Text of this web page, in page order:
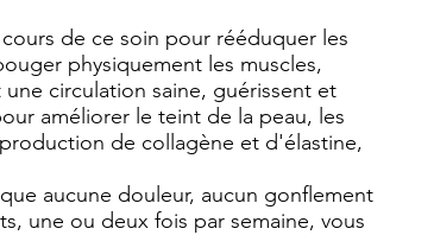
de ce soin pour rééduquer les
physiquement les muscles,
circulation saine, guérissent et
améliorer le teint de la peau, les
de collagène et d'élastine,
aucune douleur, aucun gonflement
une ou deux fois par semaine, vous